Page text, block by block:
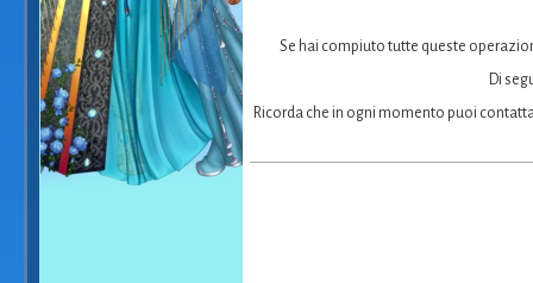
Se hai compiuto tutte queste
Di
Ricorda che in ogni momento puoi